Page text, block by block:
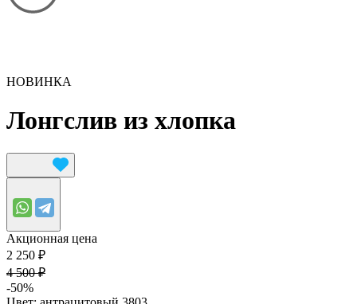
НОВИНКА
Лонгслив из хлопка
Акционная цена
2 250 ₽
4 500 ₽
-50%